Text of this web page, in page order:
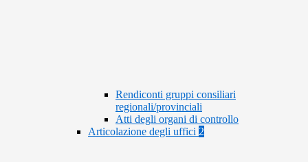
Rendiconti gruppi consiliari
regionali/provinciali
Atti degli organi di controllo
Articolazione degli uffici 2